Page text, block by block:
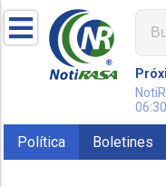
Política Boletines